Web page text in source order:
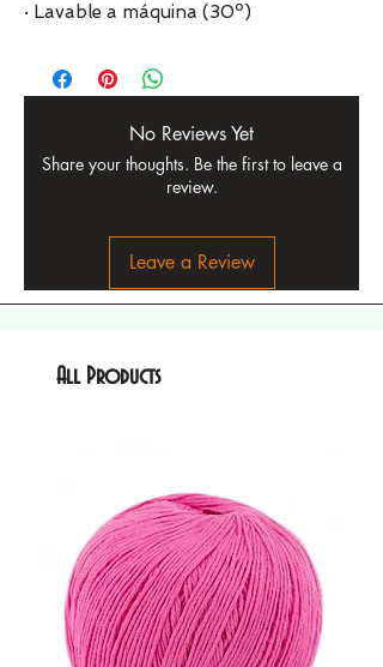
· Lavable a máquina (30º)
No Reviews Yet
Share your thoughts. Be the first to leave a
review.
Leave a Review
All Products